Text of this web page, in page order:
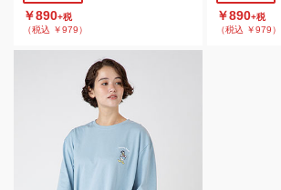
￥890+税
（税込 ￥979）
￥890+税
（税込 ￥979）